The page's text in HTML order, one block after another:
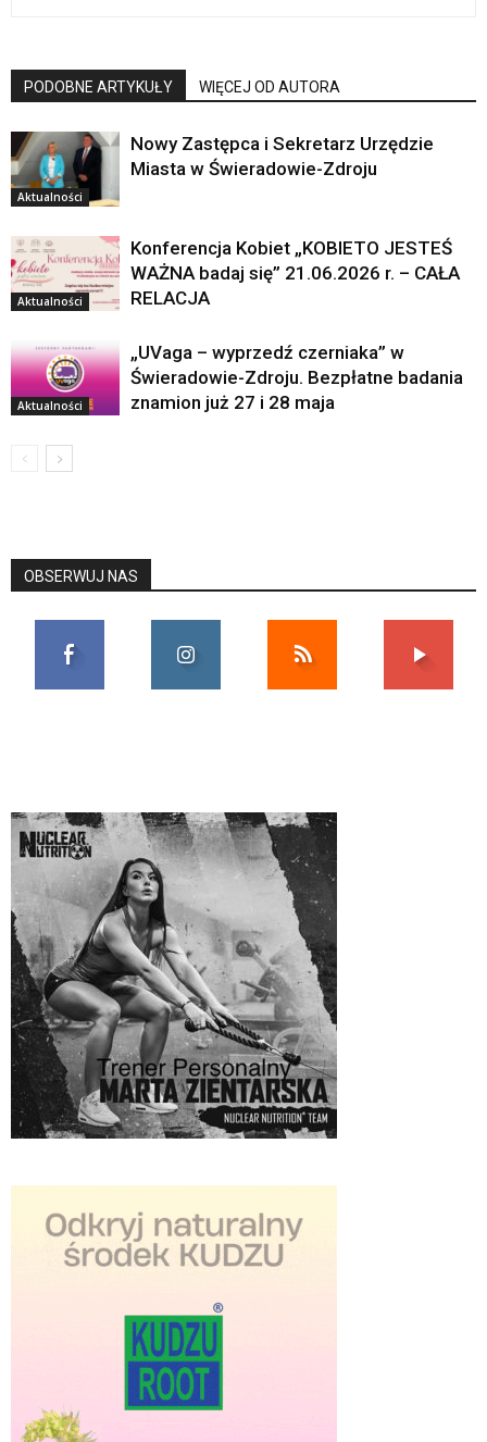
PODOBNE ARTYKUŁY WIĘCEJ OD AUTORA
Aktualności
Nowy Zastępca i Sekretarz Urzędzie
Miasta w Świeradowie-Zdroju
Aktualności
Konferencja Kobiet „KOBIETO JESTEŚ
WAŻNA badaj się” 21.06.2026 r. – CAŁA
RELACJA
Aktualności
„UVaga – wyprzedź czerniaka” w
Świeradowie-Zdroju. Bezpłatne badania
znamion już 27 i 28 maja
OBSERWUJ NAS